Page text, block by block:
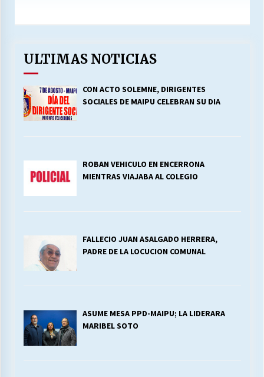
ULTIMAS NOTICIAS
CON ACTO SOLEMNE, DIRIGENTES
SOCIALES DE MAIPU CELEBRAN SU DIA
ROBAN VEHICULO EN ENCERRONA
MIENTRAS VIAJABA AL COLEGIO
FALLECIO JUAN ASALGADO HERRERA,
PADRE DE LA LOCUCION COMUNAL
ASUME MESA PPD-MAIPU; LA LIDERARA
MARIBEL SOTO